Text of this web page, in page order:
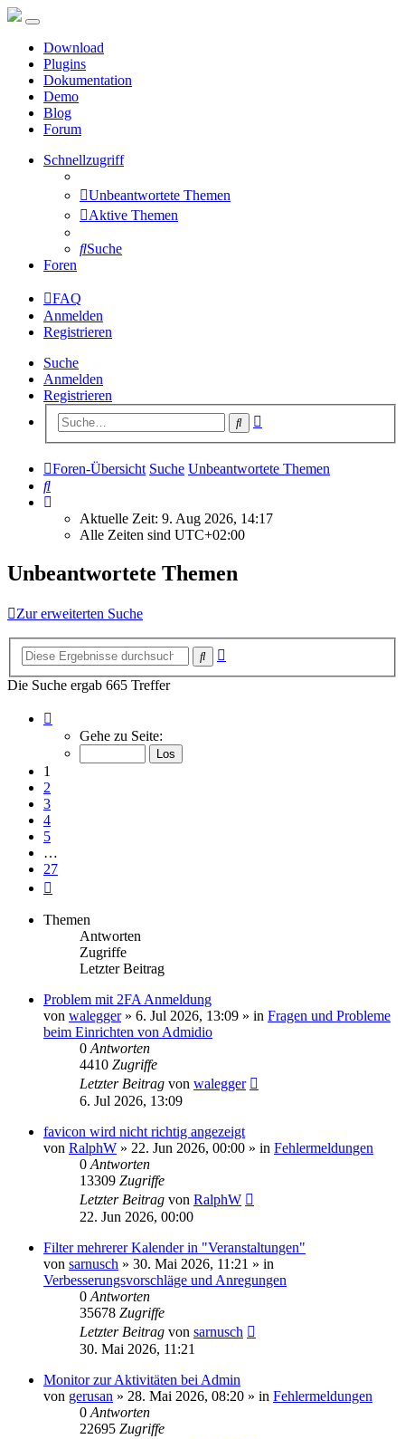
Download
Plugins
Dokumentation
Demo
Blog
Forum
Schnellzugriff
Unbeantwortete Themen
Aktive Themen
Suche
Foren
FAQ
Anmelden
Registrieren
Suche
Anmelden
Registrieren
Suche
Foren-Übersicht Suche Unbeantwortete Themen
Suche
Aktuelle Zeit: 9. Aug 2026, 14:17
Alle Zeiten sind UTC+02:00
Unbeantwortete Themen
Zur erweiterten Suche
Suche
Die Suche ergab 665 Treffer
von
Gehe zu Seite:
1
2
3
4
5
…
27
Themen
Antworten
Zugriffe
Letzter Beitrag
Problem mit 2FA Anmeldung
von walegger» 6. Jul 2026, 13:09 » in Fragen und Probleme
beim Einrichten von Admidio
0 Antworten
4410 Zugriffe
Letzter Beitrag von walegger
6. Jul 2026, 13:09
favicon wird nicht richtig angezeigt
von RalphW » 22. Jun 2026, 00:00 » in Fehlermeldungen
0 Antworten
13309 Zugriffe
Letzter Beitrag von RalphW
22. Jun 2026, 00:00
Filter mehrerer Kalender in "Veranstaltungen"
von sarnusch » 30. Mai 2026, 11:21 » in
Verbesserungsvorschläge und Anregungen
0 Antworten
35678 Zugriffe
Letzter Beitrag von sarnusch
30. Mai 2026, 11:21
Monitor zur Aktivitäten bei Admin
von gerusan » 28. Mai 2026, 08:20 » in Fehlermeldungen
0 Antworten
22695 Zugriffe